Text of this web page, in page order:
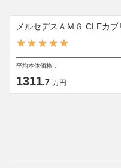
メルセデスＡＭＧ CLEカ
平均本体価格：
1311.7 万円